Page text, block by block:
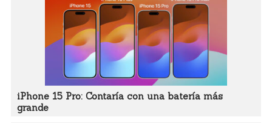
iPhone 15 Pro: Contaría con una batería más
grande